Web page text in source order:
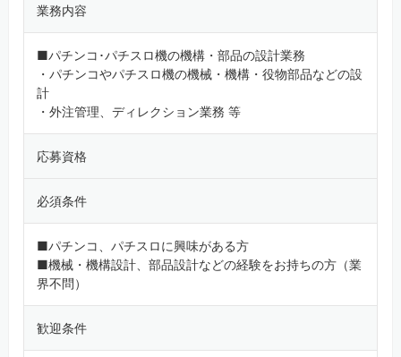
業務内容
■パチンコ･パチスロ機の機構・部品の設計業務
・パチンコやパチスロ機の機械・機構・役物部品などの設
計
・外注管理、ディレクション業務 等
応募資格
必須条件
■パチンコ、パチスロに興味がある方
■機械・機構設計、部品設計などの経験をお持ちの方（業
界不問）
歓迎条件